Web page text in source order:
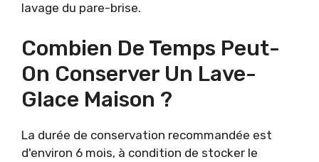
lavage du pare-brise.
Combien De Temps Peut-
On Conserver Un Lave-
Glace Maison ?
La durée de conservation recommandée est
d'environ 6 mois, à condition de stocker le